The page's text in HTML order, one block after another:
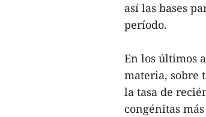
así las bases
período.
En los últimos
materia, sobre
la tasa de
congénitas